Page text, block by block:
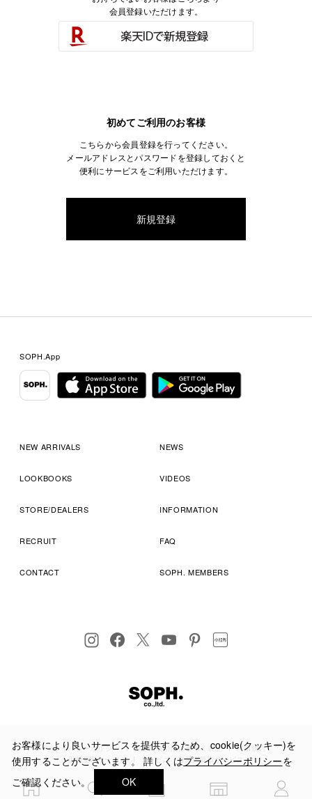
会員登録いただけます。
初めてご利用のお客様
こちらから会員登録を行ってください。
メールアドレスとパスワードを登録しておくと
便利にサービスをご利用いただけます。
SOPH.App
NEW ARRIVALS NEWS
LOOKBOOKS VIDEOS
STORE/DEALERS INFORMATION
RECRUIT FAQ
CONTACT SOPH. MEMBERS
プライバシーポリシー 特定商取引法に基づく表記
利用規約
店舗受取サービス
コンビニ・営業店受取サービス
お客様により良いサービスを提供するため、cookie(クッキー)を
使用することがございます。 詳しくはプライバシーポリシーを
ご確認ください。
OK